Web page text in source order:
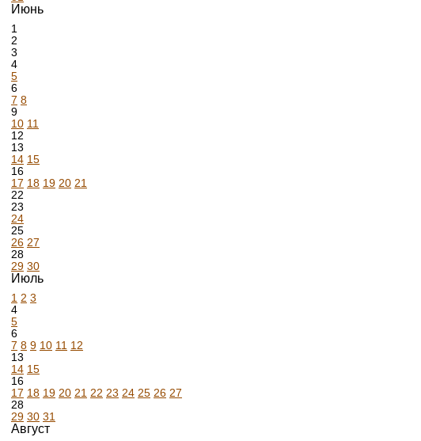
Июнь
1
2
3
4
5
6
7 8
9
10 11
12
13
14 15
16
17 18 19 20 21
22
23
24
25
26 27
28
29 30
Июль
1 2 3
4
5
6
7 8 9 10 11 12
13
14 15
16
17 18 19 20 21 22 23 24 25 26 27
28
29 30 31
Август